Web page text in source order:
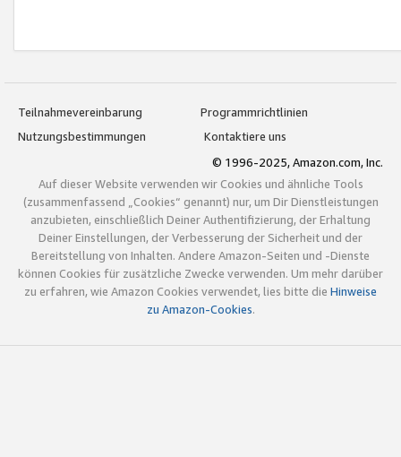
Teilnahmevereinbarung
Programmrichtlinien
Nutzungsbestimmungen
Kontaktiere uns
© 1996-2025, Amazon.com, Inc.
Auf dieser Website verwenden wir Cookies und ähnliche Tools
(zusammenfassend „Cookies“ genannt) nur, um Dir Dienstleistungen
anzubieten, einschließlich Deiner Authentifizierung, der Erhaltung
Deiner Einstellungen, der Verbesserung der Sicherheit und der
Bereitstellung von Inhalten. Andere Amazon-Seiten und -Dienste
können Cookies für zusätzliche Zwecke verwenden. Um mehr darüber
zu erfahren, wie Amazon Cookies verwendet, lies bitte die Hinweise
zu Amazon-Cookies.